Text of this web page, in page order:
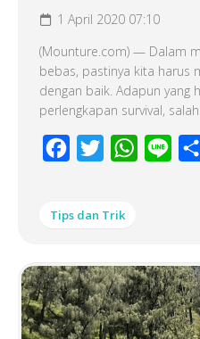
1 April 2020 07:10
(Mounture.com) — Dalam
bebas, pastinya kita harus
dengan baik. Adapun yang
perlengkapan survival,
Facebook
Twitter WhatsApp
Line
Tips dan Trik